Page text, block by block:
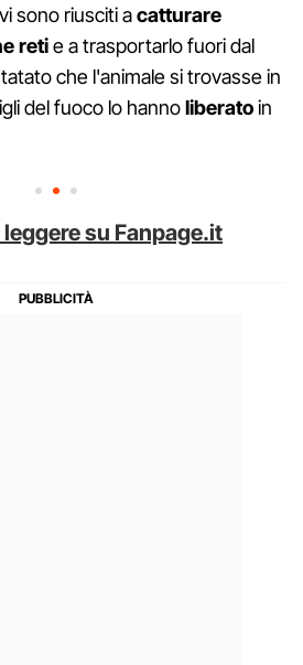
sono riusciti acatturare
retie a trasportarlo fuori dal
che l'animale si trovasse in
del fuoco lo hannoliberatoin
su Fanpage.it